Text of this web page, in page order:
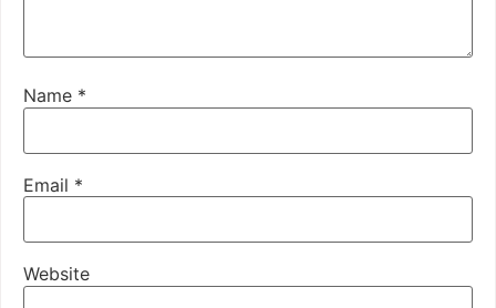
Name *
Email *
Website